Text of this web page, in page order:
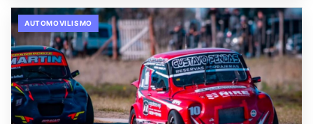
AUTOMOVILISMO